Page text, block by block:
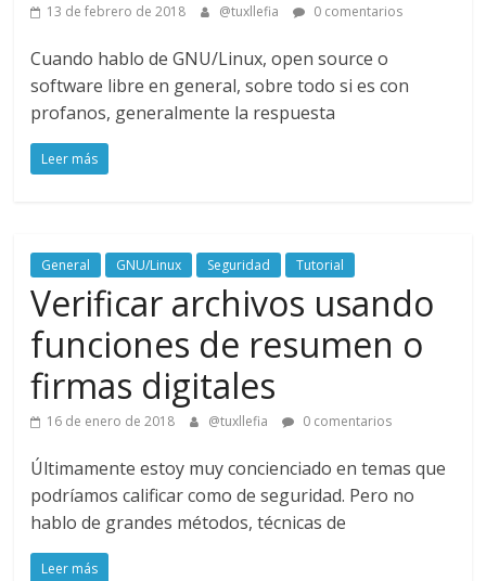
13 de febrero de 2018 @tuxllefia 0 comentarios
Cuando hablo de GNU/Linux, open source o
software libre en general, sobre todo si es con
profanos, generalmente la respuesta
Leer más
General GNU/Linux Seguridad Tutorial
Verificar archivos usando
funciones de resumen o
firmas digitales
16 de enero de 2018 @tuxllefia 0 comentarios
Últimamente estoy muy concienciado en temas que
podríamos calificar como de seguridad. Pero no
hablo de grandes métodos, técnicas de
Leer más